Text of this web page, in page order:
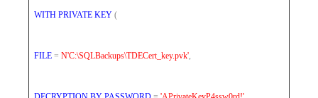
WITH PRIVATE KEY (
FILE = N'C:\SQLBackups\TDECert_key.pvk',